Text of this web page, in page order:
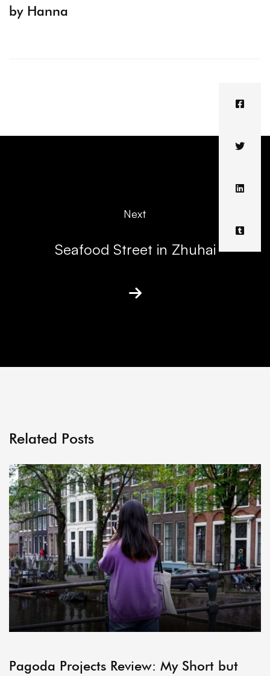
by Hanna
Next
Seafood Street in Zhuhai
Related Posts
Pagoda Projects Review: My Short but